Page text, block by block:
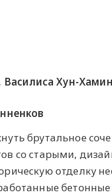
Василиса Хун-
брутальное
со старыми,
отделку